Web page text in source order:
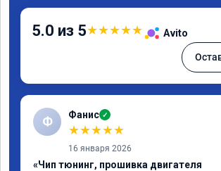
5.0 из 5★★★★★ Avito
Ф Фанис ✓
★★★★★
16 января 2026
«Чип тюнинг, прошивка двигателя